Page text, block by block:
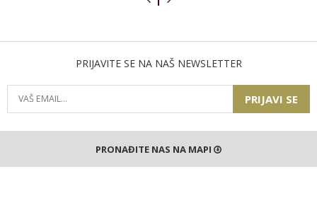
PRIJAVITE SE NA NAŠ NEWSLETTER
PRIJAVI SE
PRONAĐITE NAS NA MAPI